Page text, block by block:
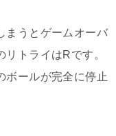
まうとゲームオーバ
トライはRです。
ボールが完全に停止